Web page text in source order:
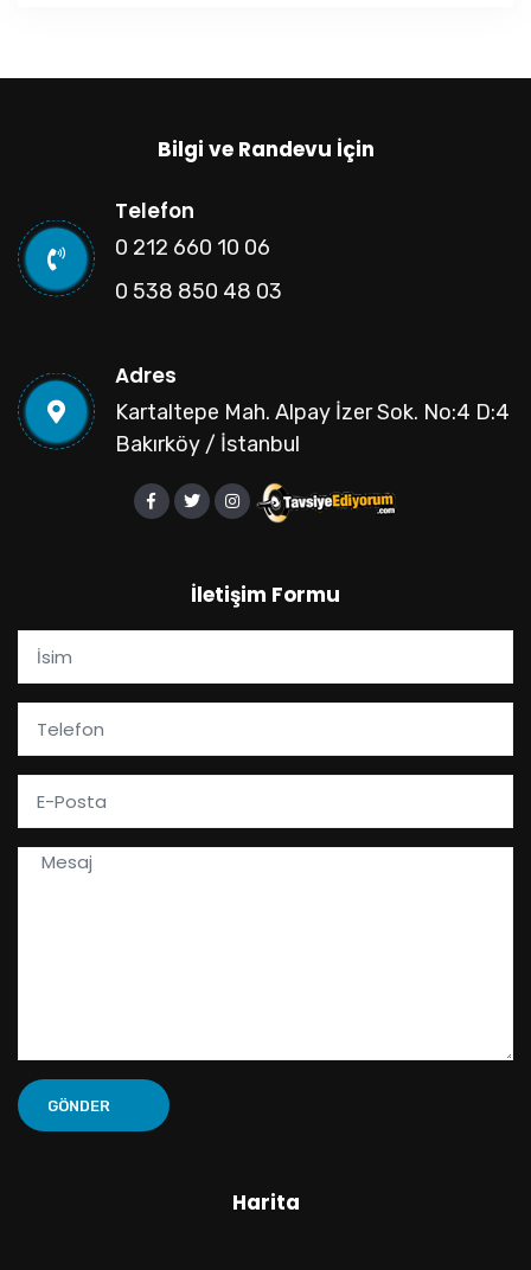
Bilgi ve Randevu İçin
Telefon
0 212 660 10 06
0 538 850 48 03
Adres
Kartaltepe Mah. Alpay İzer Sok. No:4 D:4
Bakırköy / İstanbul
İletişim Formu
Harita